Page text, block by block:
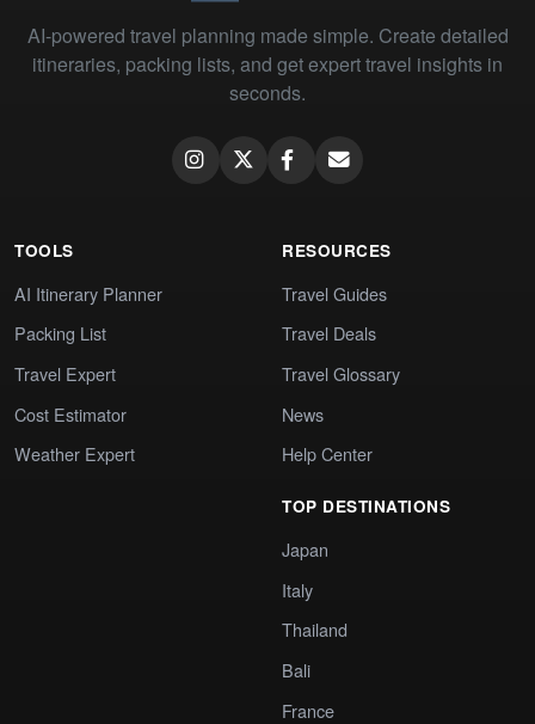
AI-powered travel planning made simple. Create detailed
itineraries, packing lists, and get expert travel insights in
seconds.
TOOLS
AI Itinerary Planner
Packing List
Travel Expert
Cost Estimator
Weather Expert
RESOURCES
Travel Guides
Travel Deals
Travel Glossary
News
Help Center
TOP DESTINATIONS
Japan
Italy
Thailand
Bali
France